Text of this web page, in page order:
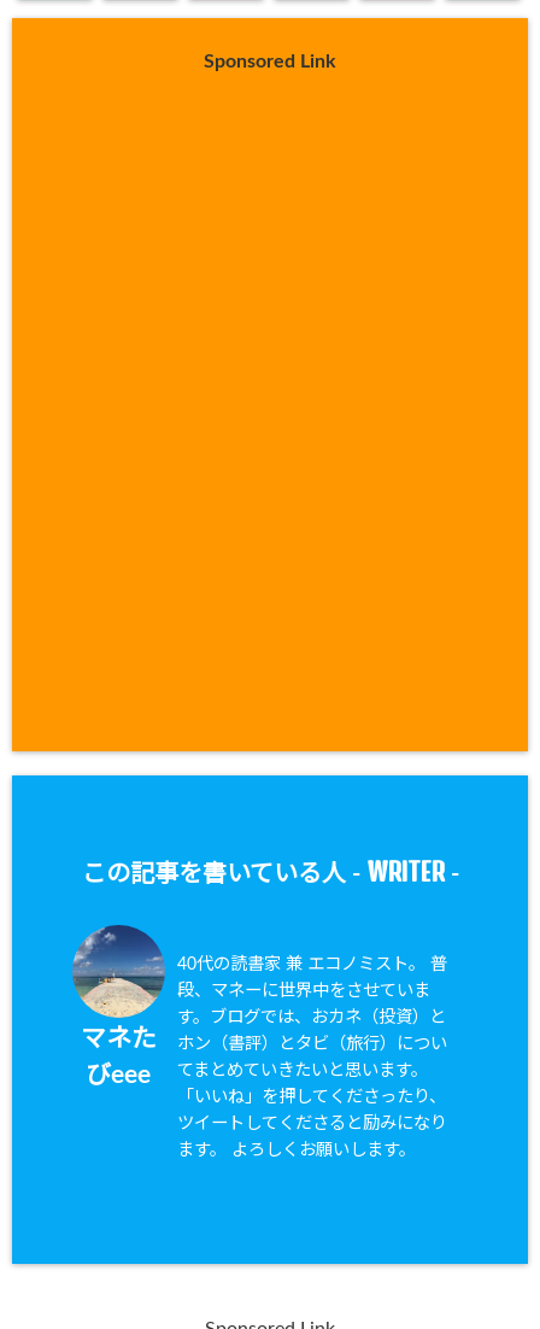
Sponsored Link
この記事を書いている人 - WRITER-
マネた
びeee
40代の読書家 兼 エコノミスト。 普
段、マネーに世界中をさせていま
す。ブログでは、おカネ（投資）と
ホン（書評）とタビ（旅行）につい
てまとめていきたいと思います。
「いいね」を押してくださったり、
ツイートしてくださると励みになり
ます。 よろしくお願いします。